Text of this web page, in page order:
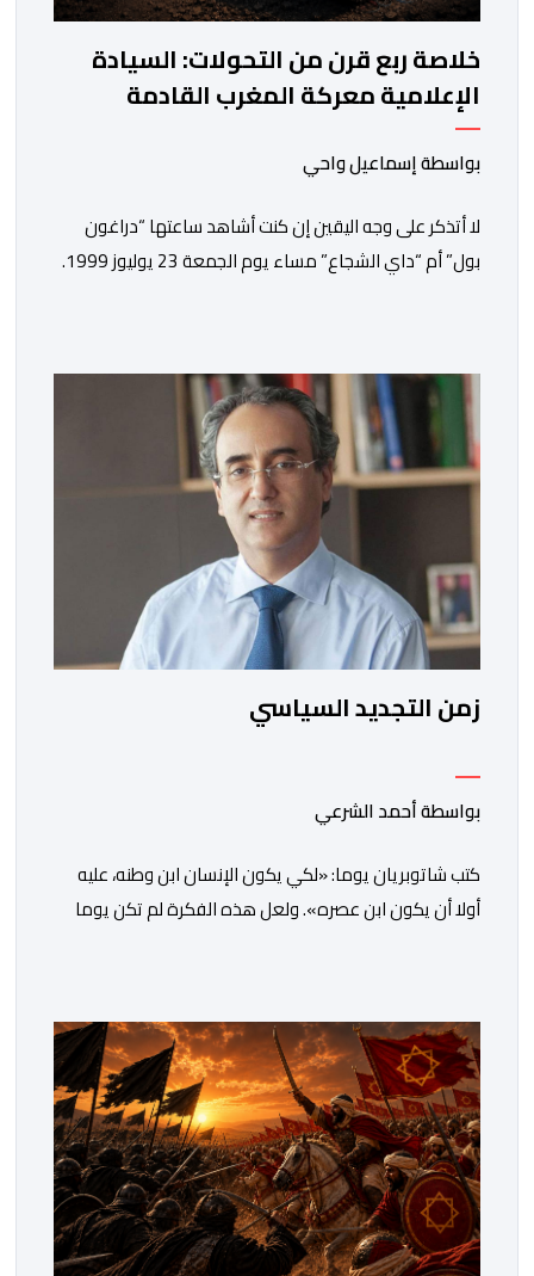
خلاصة ربع قرن من التحولات: السيادة
الإعلامية معركة المغرب القادمة
بواسطة إسماعيل واحي
لا أتذكر على وجه اليقين إن كنت أشاهد ساعتها “دراغون
بول” أم “داي الشجاع” مساء يوم الجمعة 23 يوليوز 1999.
الإعلان الرسمي عن وفاة الملك الحسن الثاني طيب الله ثراه،
رافقته هيستيريا من البكاء داخل المنزل […]
زمن التجديد السياسي
بواسطة أحمد الشرعي
كتب شاتوبريان يوما: «لكي يكون الإنسان ابن وطنه، عليه
أولا أن يكون ابن عصره». ولعل هذه الفكرة لم تكن يوما
فمنذ أكثر من عقدين، وبقيادة صاحب الجلالة الملك محمد
السادس، شهدت المملكة تحولات عميقة على مختلف
المستويات.غير أن […]